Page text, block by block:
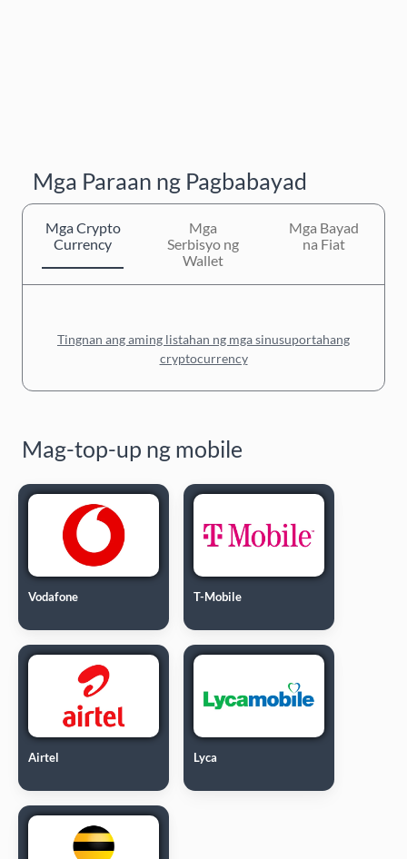
Mga Paraan ng Pagbabayad
Mga Crypto
Currency
Mga
Serbisyo ng
Wallet
Mga Bayad
na Fiat
Tingnan ang aming listahan ng mga sinusuportahang
cryptocurrency
Mag-top-up ng mobile
Vodafone T-Mobile
Airtel Lyca